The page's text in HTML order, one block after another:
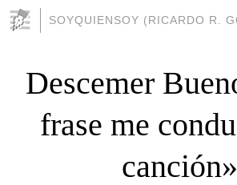
SOYQUIENSOY (RICARDO R.
Descemer
frase me
canción»